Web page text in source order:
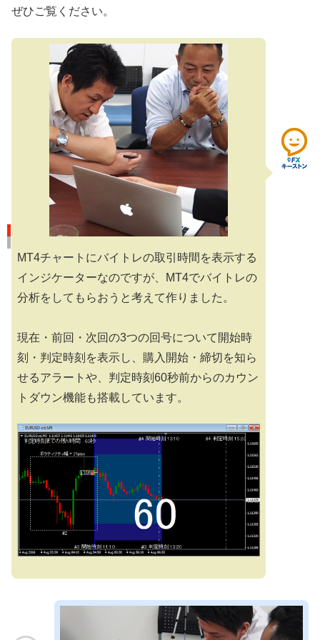
ぜひご覧ください。
MT4チャートにバイトレの取引時間を表示する
インジケーターなのですが、MT4でバイトレの
分析をしてもらおうと考えて作りました。
現在・前回・次回の3つの回号について開始時
刻・判定時刻を表示し、購入開始・締切を知ら
せるアラートや、判定時刻60秒前からのカウン
トダウン機能も搭載しています。